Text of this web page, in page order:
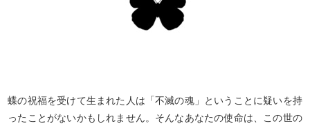
蝶の祝福を受けて生まれた人は「不滅の魂」ということに疑いを持
ったことがないかもしれません。そんなあなたの使命は、この世の